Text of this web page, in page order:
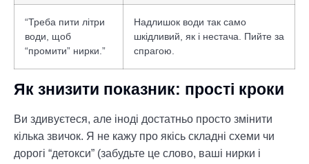
“Треба пити літри
води, щоб
“промити” нирки.”
Надлишок води так само
шкідливий, як і нестача. Пийте за
спрагою.
Як знизити показник: прості кроки
Ви здивуєтеся, але іноді достатньо просто змінити
кілька звичок. Я не кажу про якісь складні схеми чи
дорогі “детокси” (забудьте це слово, ваші нирки і